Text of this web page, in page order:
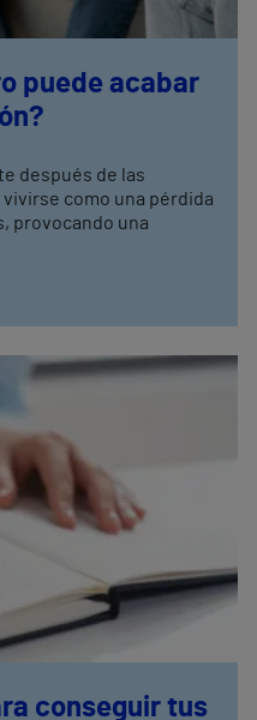
puede acabar
después de las
como una pérdida
provocando una
conseguir tus